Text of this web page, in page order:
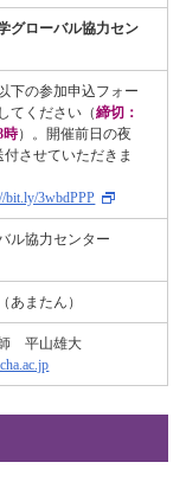
グローバル協力セン
下の参加申込フォー
てください（締切：
時）。開催前日の夜
させていただきま
bit.ly/3wbdPPP
ル協力センター
あまたん）
平山雄大